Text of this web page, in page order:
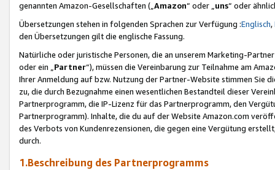
genannten Amazon-Gesellschaften („Amazon“ oder „uns“ oder
Übersetzungen stehen in folgenden Sprachen zur Verfügung :Englisch,
den Übersetzungen gilt die englische Fassung.
Natürliche oder juristische Personen, die an unserem Marketing-
oder ein „Partner“), müssen die Vereinbarung zur Teilnahme am
Ihrer Anmeldung auf bzw. Nutzung der Partner-Website stimmen Sie
zu, die durch Bezugnahme einen wesentlichen Bestandteil dieser
Partnerprogramm, die IP-Lizenz für das Partnerprogramm, den
Partnerprogramm). Inhalte, die du auf der Website Amazon.com
des Verbots von Kundenrezensionen, die gegen eine Vergütung
durch.
1.Beschreibung des Partnerprogramms